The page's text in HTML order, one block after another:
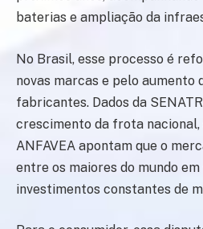
baterias e ampliação da
No Brasil, esse processo é
novas marcas e pelo aumento
fabricantes. Dados da
crescimento da frota
ANFAVEA apontam que o
entre os maiores do mundo
investimentos constantes de